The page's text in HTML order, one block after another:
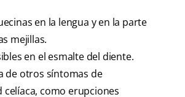
en la lengua y en la parte
mejillas.
en el esmalte del diente.
de otros síntomas de
celíaca, como erupciones